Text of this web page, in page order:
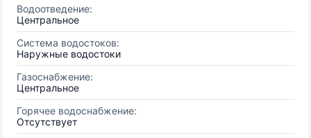
Водоотведение:
Центральное
Система водостоков:
Наружные водостоки
Газоснабжение:
Центральное
Горячее водоснабжение:
Отсутствует